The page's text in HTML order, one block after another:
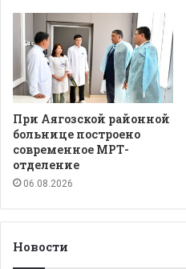
При Аягозской районной
больнице построено
современное МРТ-
отделение
06.08.2026
Новости